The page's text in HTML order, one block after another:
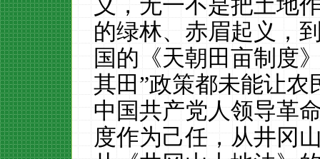
的绿林、赤眉起义，
国的《天朝田亩制度
其田”政策都未能让
中国共产党人领导革
度作为己任，从井冈